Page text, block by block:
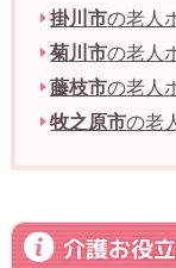
掛川市の老人
菊川市の老人
藤枝市の老人
牧之原市の老
介護お役